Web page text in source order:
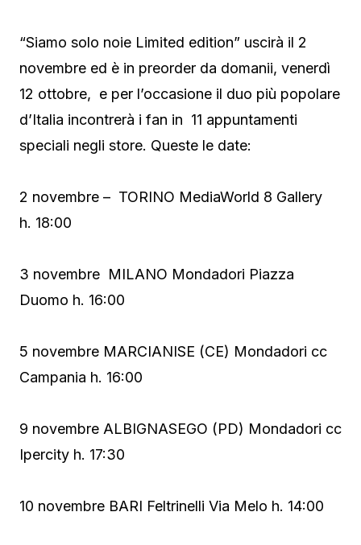
“Siamo solo noie Limited edition” uscirà il 2
novembre ed è in preorder da domanii, venerdì
12 ottobre, e per l’occasione il duo più popolare
d’Italia incontrerà i fan in 11 appuntamenti
speciali negli store. Queste le date:
2 novembre – TORINO MediaWorld 8 Gallery
h. 18:00
3 novembre MILANO Mondadori Piazza
Duomo h. 16:00
5 novembre MARCIANISE (CE) Mondadori cc
Campania h. 16:00
9 novembre ALBIGNASEGO (PD) Mondadori cc
Ipercity h. 17:30
10 novembre BARI Feltrinelli Via Melo h. 14:00